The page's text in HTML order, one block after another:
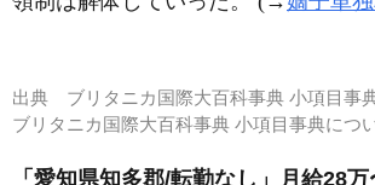
出典 ブリタニカ国際大百科事典 小項目事
ブリタニカ国際大百科事典 小項目事典に
「愛知県知多郡/転勤なし」月給28